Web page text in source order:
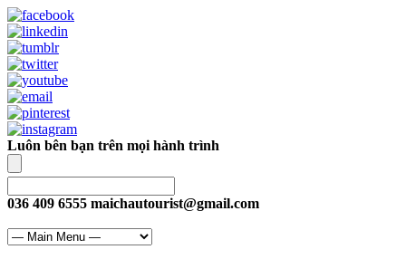
Luôn bên bạn trên mọi hành trình
036 409 6555 maichautourist@gmail.com